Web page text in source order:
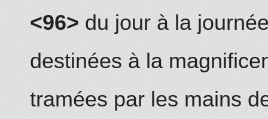
<96> du jour à la
destinées à la
tramées par les mains